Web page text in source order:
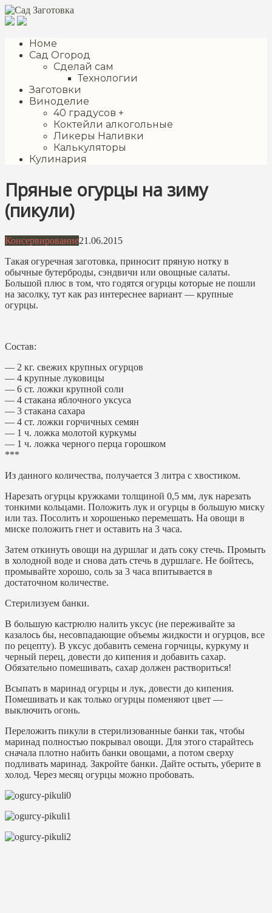
Перейти
к
Номе
Сад Огород
Сделай сам
Технологии
Заготовки
Виноделие
40 градусов +
Коктейли алкогольные
Ликеры Наливки
Калькуляторы
Кулинария
Пряные огурцы на зиму
(пикули)
Консервирование21.06.2015
Такая огуречная заготовка, приносит пряную нотку в
обычные бутерброды, сэндвичи или овощные салаты.
Большой плюс в том, что годятся огурцы которые не пошли
на засолку, тут как раз интереснее вариант — крупные
огурцы.
Состав:
— 2 кг. свежих крупных огурцов
— 4 крупные луковицы
— 6 ст. ложки крупной соли
— 4 стакана яблочного уксуса
— 3 стакана сахара
— 4 ст. ложки горчичных семян
— 1 ч. ложка молотой куркумы
— 1 ч. ложка черного перца горошком
***
Из данного количества, получается 3 литра с хвостиком.
Нарезать огурцы кружками толщиной 0,5 мм, лук нарезать
тонкими кольцами. Положить лук и огурцы в большую миску
или таз. Посолить и хорошенько перемешать. На овощи в
миске положить гнет и оставить на 3 часа.
Затем откинуть овощи на дуршлаг и дать соку стечь. Промыть
в холодной воде и снова дать стечь в дуршлаге. Не бойтесь,
промывайте хорошо, соль за 3 часа впитывается в
достаточном количестве.
Стерилизуем банки.
В большую кастрюлю налить уксус (не переживайте за
казалось бы, несовпадающие объемы жидкости и огурцов, все
по рецепту). В уксус добавить семена горчицы, куркуму и
черный перец, довести до кипения и добавить сахар.
Обязательно помешивать, сахар должен раствориться!
Всыпать в маринад огурцы и лук, довести до кипения.
Помешивать и как только огурцы поменяют цвет —
выключить огонь.
Переложить пикули в стерилизованные банки так, чтобы
маринад полностью покрывал овощи. Для этого старайтесь
сначала плотно набить банки овощами, а потом сверху
подливать маринад. Закройте банки. Дайте остыть, уберите в
холод. Через месяц огурцы можно пробовать.